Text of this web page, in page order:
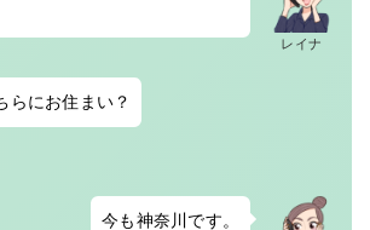
レイナ
らにお住まい？
今も神奈川です。